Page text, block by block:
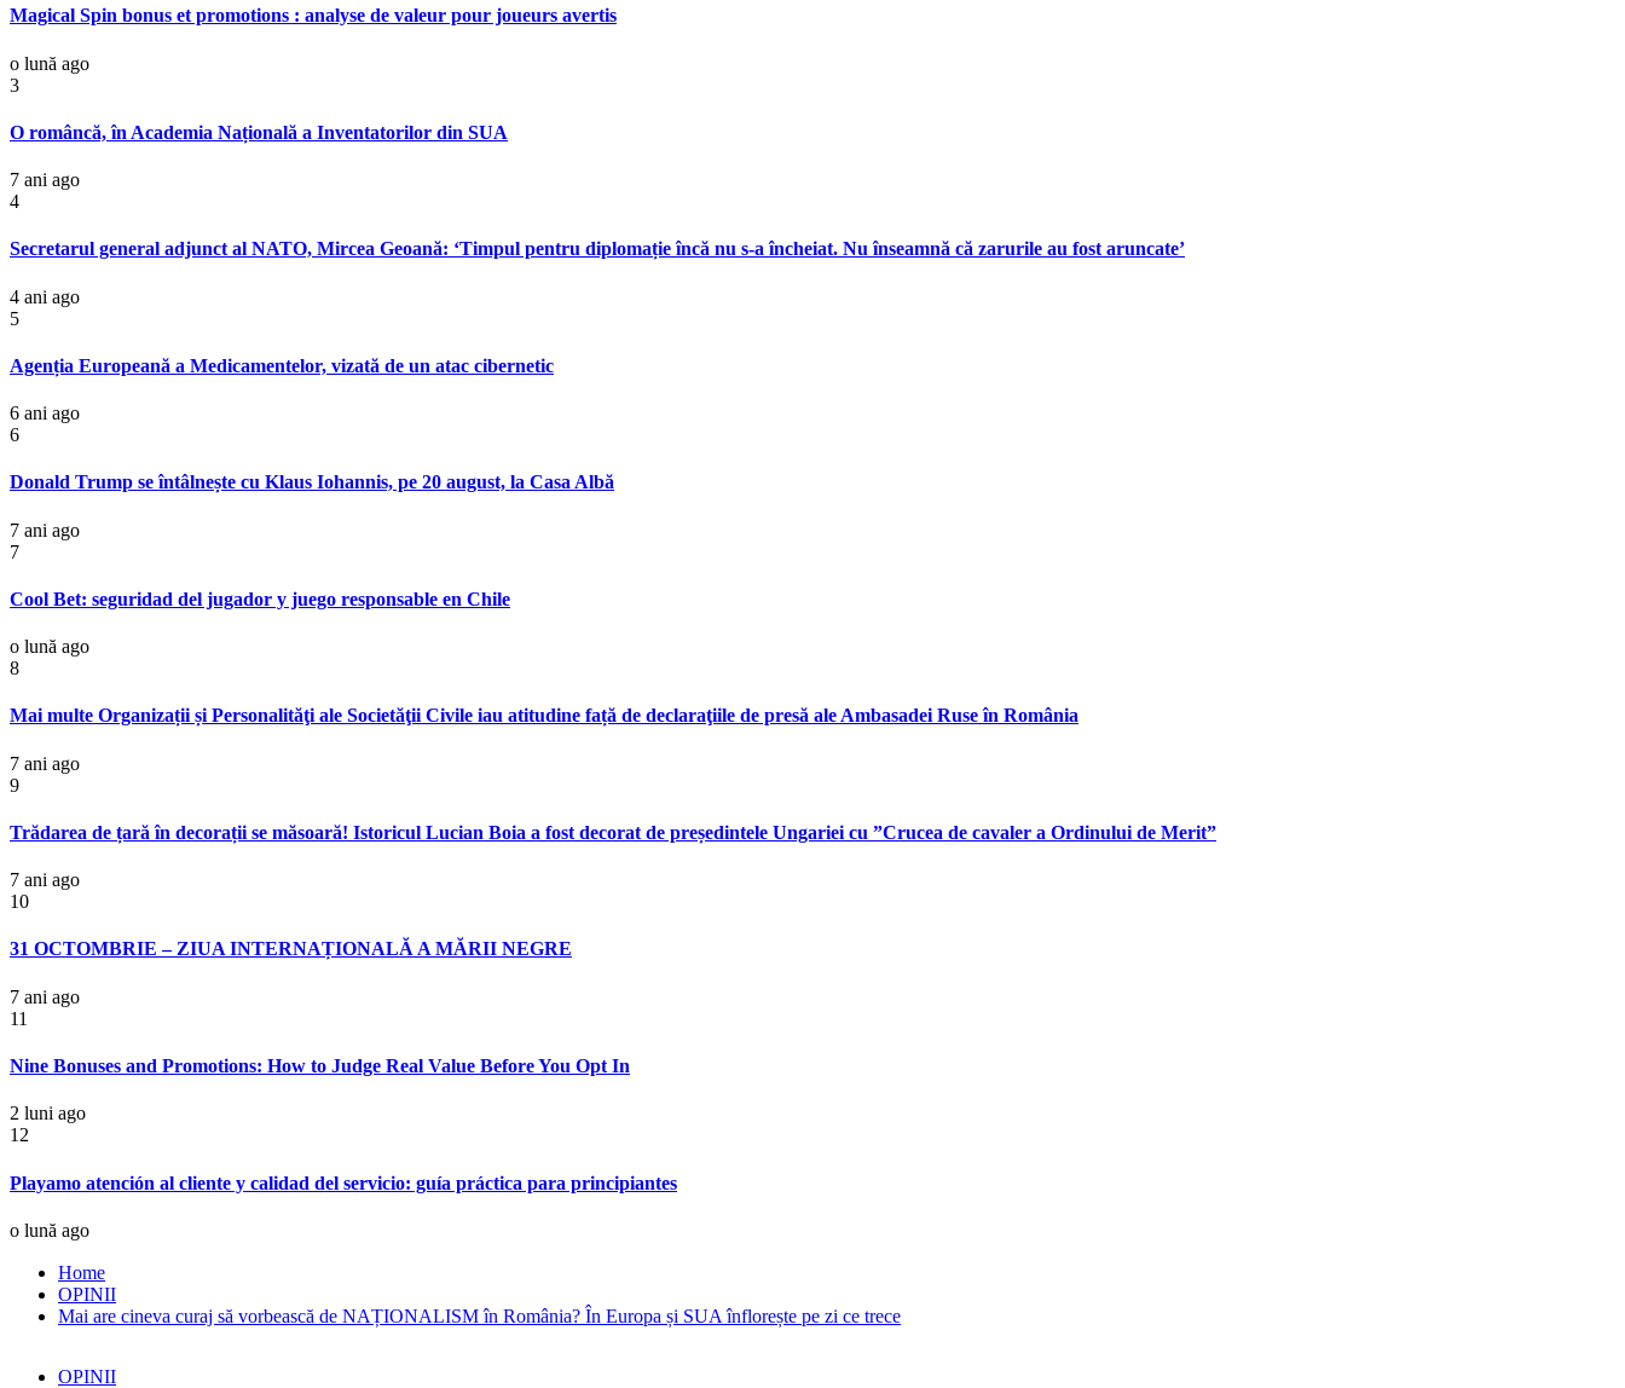
Magical Spin bonus et promotions : analyse de valeur pour joueurs avertis
o lună ago
3
O româncă, în Academia Națională a Inventatorilor din SUA
7 ani ago
4
Secretarul general adjunct al NATO, Mircea Geoană: ‘Timpul pentru diplomație încă nu s-a încheiat. Nu înseamnă că zarurile au fost aruncate’
4 ani ago
5
Agenția Europeană a Medicamentelor, vizată de un atac cibernetic
6 ani ago
6
Donald Trump se întâlnește cu Klaus Iohannis, pe 20 august, la Casa Albă
7 ani ago
7
Cool Bet: seguridad del jugador y juego responsable en Chile
o lună ago
8
Mai multe Organizații și Personalităţi ale Societăţii Civile iau atitudine față de declaraţiile de presă ale Ambasadei Ruse în România
7 ani ago
9
Trădarea de țară în decorații se măsoară! Istoricul Lucian Boia a fost decorat de președintele Ungariei cu ”Crucea de cavaler a Ordinului de Merit”
7 ani ago
10
31 OCTOMBRIE – ZIUA INTERNAȚIONALĂ A MĂRII NEGRE
7 ani ago
11
Nine Bonuses and Promotions: How to Judge Real Value Before You Opt In
2 luni ago
12
Playamo atención al cliente y calidad del servicio: guía práctica para principiantes
o lună ago
Home
OPINII
Mai are cineva curaj să vorbească de NAȚIONALISM în România? În Europa și SUA înflorește pe zi ce trece
OPINII